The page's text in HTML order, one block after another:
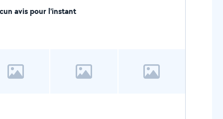
avis pour l'instant